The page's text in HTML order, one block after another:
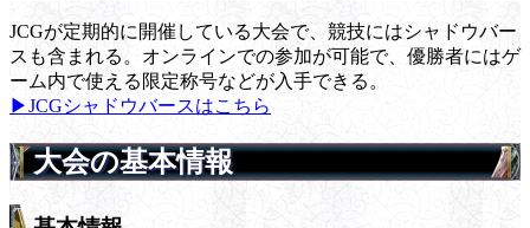
JCGが定期的に開催している大会で、競技にはシャドウバー
スも含まれる。オンラインでの参加が可能で、優勝者にはゲ
ーム内で使える限定称号などが入手できる。
▶JCGシャドウバースはこちら
大会の基本情報